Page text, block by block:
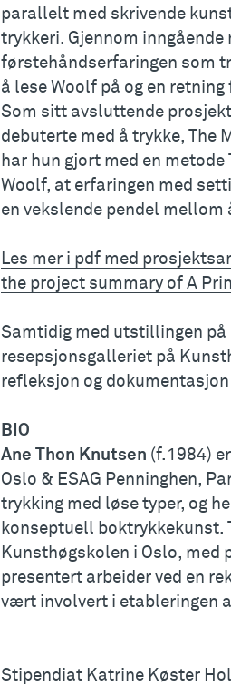
parallelt med skrivende
trykkeri. Gjennom
førstehåndserfaringen som
å lese Woolf på og en
Som sitt avsluttende
debuterte med å trykke, The
har hun gjort med en
Woolf, at erfaringen med
en vekslende pendel mellom
Les mer i pdf med
the project summary of A
Samtidig med utstillingen på
resepsjonsgalleriet på
refleksjon og dokumentasjon
BIO
Ane Thon Knutsen (f.1984)
Oslo & ESAG Penninghen,
trykking med løse typer, og
konseptuell boktrykkekunst.
Kunsthøgskolen i Oslo, med
presentert arbeider ved en
vært involvert i etableringen
Stipendiat Katrine Køster